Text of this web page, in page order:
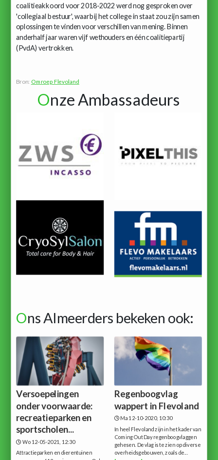
coalitieakkoord voor 2018-2022 werd nog gesproken over
'collegiaal bestuur', waarbij het college in staat zou zijn samen
oplossingen te vinden voor verschillen van mening. Binnen
anderhalf jaar waren vijf wethouders en één coalitiepartij
(PvdA) vertrokken.
Bron: Omroep Flevoland
Onze Ambassadeurs
Ons Almeerders bekeken ook:
Versoepelingen
onder voorwaarde:
recreatieparken en
sportscholen...
Wo 12-05-2021, 12:30
Attractieparken en dierentuinen
Regenboogvlag
wappert in Flevoland
Ma 12-10-2020, 10:30
In heel Flevoland zijn in het kader van
Coming Out Day regenboogvlaggen
gehesen. De vlag is te zien op diverse
overheidsgebouwen, zoals de...